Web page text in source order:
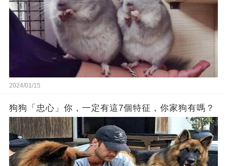
2024/01/15
狗狗「忠心」你，一定有這7個特征，你家狗有嗎？